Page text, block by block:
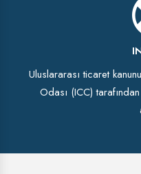
Uluslararası ticaret
Odası (ICC)